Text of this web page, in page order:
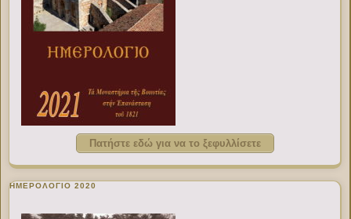
Πατήστε εδώ για να το ξεφυλλίσετε
ΗΜΕΡΟΛΟΓΙΟ 2020